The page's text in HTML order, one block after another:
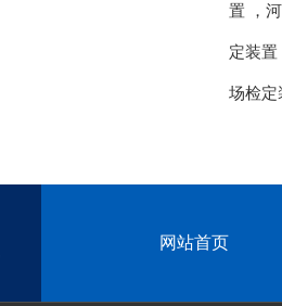
置 ，
定装置
场检定
网站首页